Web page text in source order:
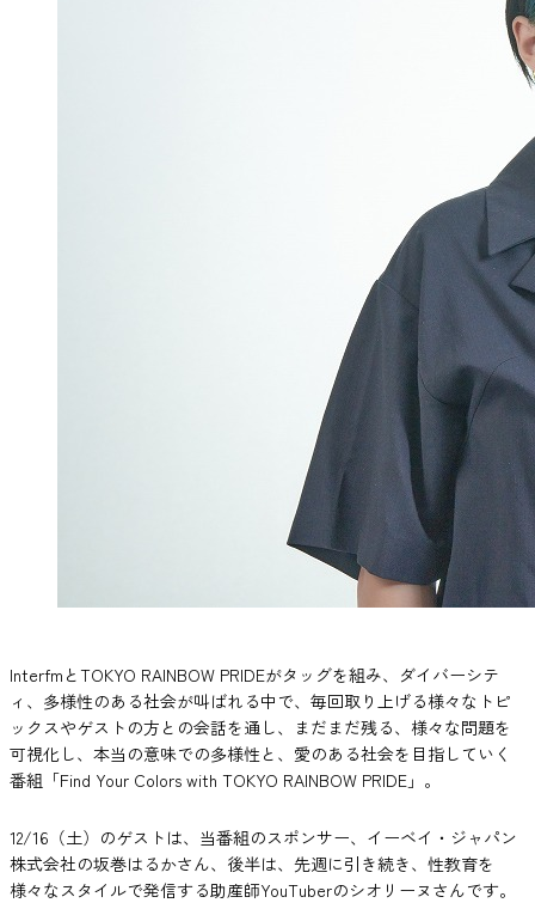
InterfmとTOKYO RAINBOW PRIDEがタッグを組み、ダイバーシテ
ィ、多様性のある社会が叫ばれる中で、毎回取り上げる様々なトピ
ックスやゲストの方との会話を通し、まだまだ残る、様々な問題を
可視化し、本当の意味での多様性と、愛のある社会を目指していく
番組「Find Your Colors with TOKYO RAINBOW PRIDE」。
12/16（土）のゲストは、当番組のスポンサー、イーベイ・ジャパン
株式会社の坂巻はるかさん、後半は、先週に引き続き、性教育を
様々なスタイルで発信する助産師YouTuberのシオリーヌさんです。